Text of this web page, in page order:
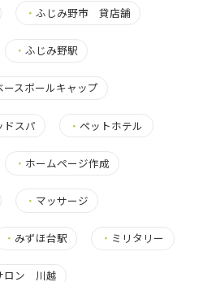
・ふじみ野市 貸店舗
・ふじみ野駅
ースボールキャップ
ドスパ ・ペットホテル
・ ホームページ作成
・ マッサージ
・ みずほ台駅 ・ ミリタリー
ロン 川越